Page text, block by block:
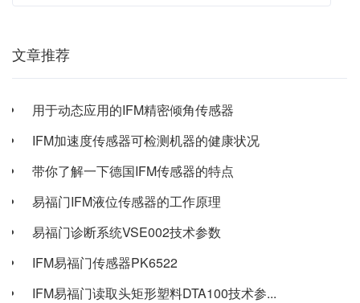
文章推荐
用于动态应用的IFM精密倾角传感器
IFM加速度传感器可检测机器的健康状况
带你了解一下德国IFM传感器的特点
易福门IFM液位传感器的工作原理
易福门诊断系统VSE002技术参数
IFM易福门传感器PK6522
IFM易福门读取头矩形塑料DTA100技术参...